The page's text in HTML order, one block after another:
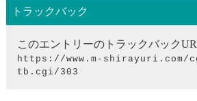
トラックバック
このエントリーのトラックバック
https://www.m-shirayuri.com/
tb.cgi/303